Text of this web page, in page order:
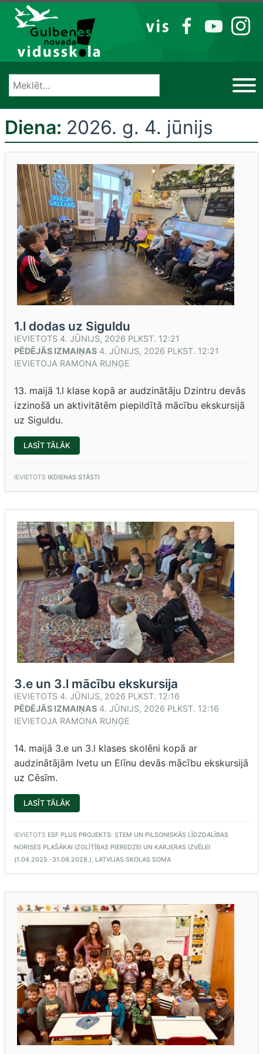
Izlaist
VIS
FB YT IG
Diena: 2026. g. 4. jūnijs
1.l dodas uz Siguldu
IEVIETOTS 4. JŪNIJS, 2026 PLKST. 12:21
PĒDĒJĀS IZMAIŅAS 4. JŪNIJS, 2026 PLKST. 12:21
IEVIETOJA RAMONA RUŅĢE
13. maijā 1.l klase kopā ar audzinātāju Dzintru devās
izzinošā un aktivitātēm piepildītā mācību ekskursijā
uz Siguldu.
LASĪT TĀLĀK
DODAS
IEVIETOTS IKDIENAS STĀSTI
3.e un 3.l mācību ekskursija
IEVIETOTS 4. JŪNIJS, 2026 PLKST. 12:16
PĒDĒJĀS IZMAIŅAS 4. JŪNIJS, 2026 PLKST. 12:16
IEVIETOJA RAMONA RUŅĢE
14. maijā 3.e un 3.l klases skolēni kopā ar
audzinātājām Ivetu un Elīnu devās mācību ekskursijā
uz Cēsīm.
LASĪT TĀLĀK
UN
EKSKURSIJA”
IEVIETOTS ESF PLUS PROJEKTS: STEM UN PILSONISKĀS LĪDZDALĪBAS
NORISES PLAŠĀKAI IZGLĪTĪBAS PIEREDZEI UN KARJERAS IZVĒLEI
(1.04.2025.-31.08.2028.), LATVIJAS SKOLAS SOMA